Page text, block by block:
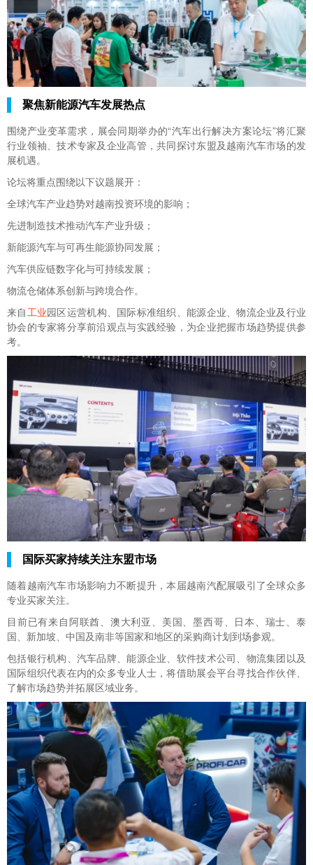
聚焦新能源汽车发展热点
围绕产业变革需求，展会同期举办的“汽车出行解决方案论坛”将汇聚
行业领袖、技术专家及企业高管，共同探讨东盟及越南汽车市场的发
展机遇。
论坛将重点围绕以下议题展开：
全球汽车产业趋势对越南投资环境的影响；
先进制造技术推动汽车产业升级；
新能源汽车与可再生能源协同发展；
汽车供应链数字化与可持续发展；
物流仓储体系创新与跨境合作。
来自 工业园区运营机构、国际标准组织、能源企业、物流企业及行业
协会的专家将分享前沿观点与实践经验，为企业把握市场趋势提供参
考。
国际买家持续关注东盟市场
随着越南汽车市场影响力不断提升，本届越南汽配展吸引了全球众多
专业买家关注。
目前已有来自阿联酋、澳大利亚、美国、墨西哥、日本、瑞士、泰
国、新加坡、中国及南非等国家和地区的采购商计划到场参观。
包括银行机构、汽车品牌、能源企业、软件技术公司、物流集团以及
国际组织代表在内的众多专业人士，将借助展会平台寻找合作伙伴、
了解市场趋势并拓展区域业务。